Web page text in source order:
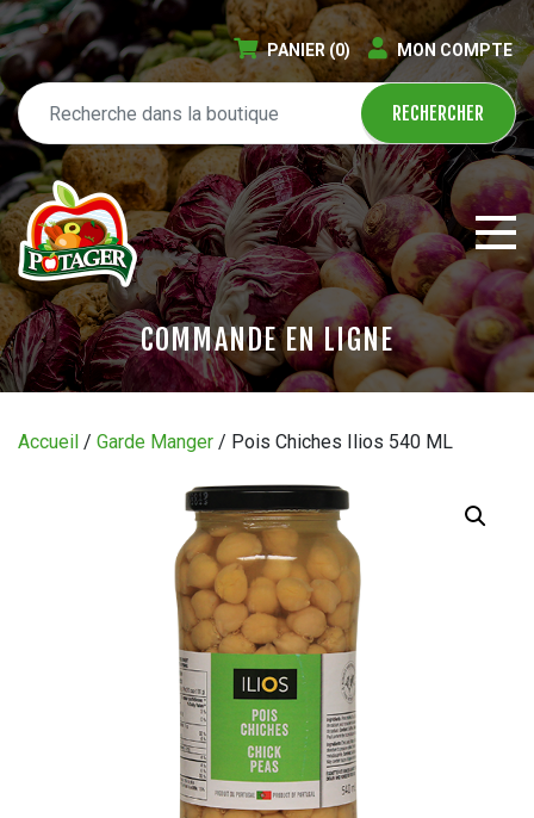
PANIER(0) MON COMPTE
COMMANDE EN LIGNE
QUI SOMMES-NOUS?
Accueil / Garde Manger / Pois Chiches Ilios 540 ML